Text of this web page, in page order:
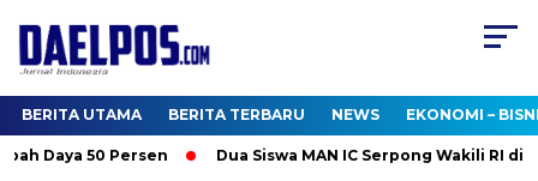
BERITA UTAMA BERITA TERBARU NEWS EKONOMI –
Daya 50 Persen Dua Siswa MAN IC Serpong Wakili RI di